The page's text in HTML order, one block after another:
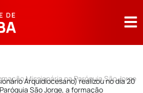
Missionária na Paróquia São Jorge
Arquidiocesano) realizou no dia 20
São Jorge, a formação